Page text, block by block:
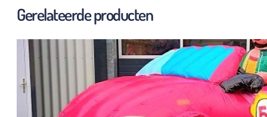
Gerelateerde producten